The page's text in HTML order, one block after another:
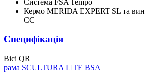
Система FSA Tempo
Кермо MERIDA EXPERT SL та
CC
Специфікація
Вісі QR
рама SCULTURA LITE BSA